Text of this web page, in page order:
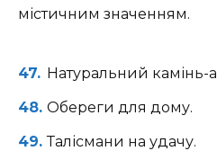
містичним значенням.
Натуральний камінь-
Обереги для дому.
Талісмани на удачу.